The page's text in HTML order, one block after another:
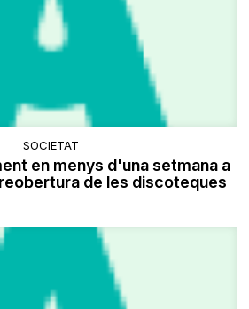
SOCIETAT
en menys d'una setmana a
de les discoteques